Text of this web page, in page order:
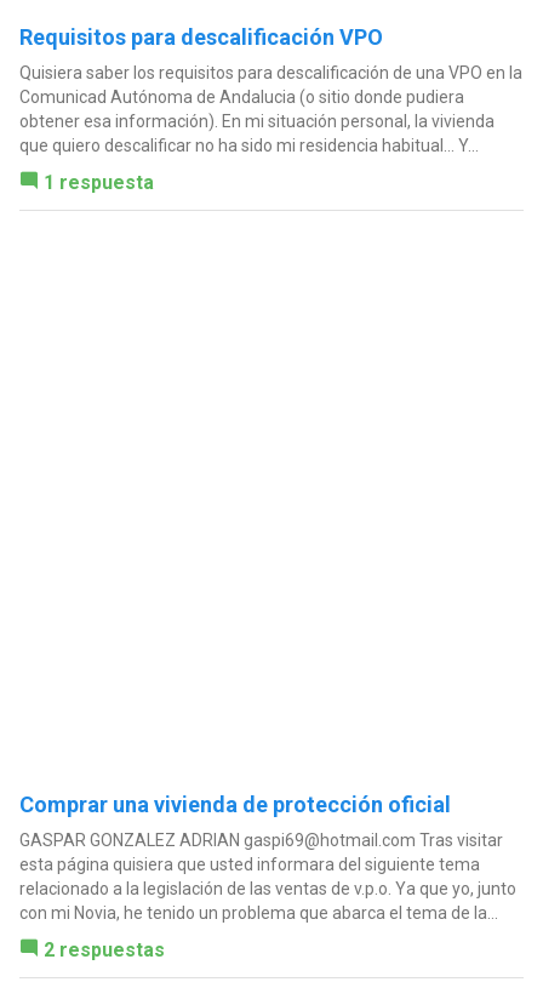
Requisitos para descalificación VPO
Quisiera saber los requisitos para descalificación de una VPO en la
Comunicad Autónoma de Andalucia (o sitio donde pudiera
obtener esa información). En mi situación personal, la vivienda
que quiero descalificar no ha sido mi residencia habitual... Y...
1 respuesta
Comprar una vivienda de protección oficial
GASPAR GONZALEZ ADRIAN gaspi69@hotmail.com Tras visitar
esta página quisiera que usted informara del siguiente tema
relacionado a la legislación de las ventas de v.p.o. Ya que yo, junto
con mi Novia, he tenido un problema que abarca el tema de la...
2 respuestas